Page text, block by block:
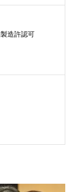
造許認可